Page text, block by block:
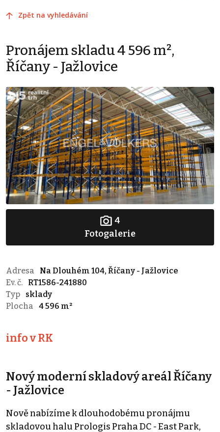
Zpět na vyhledávání
Pronájem skladu 4 596 m²,
Říčany - Jažlovice
4
Fotogalerie
Adresa
Na Dlouhém 104, Říčany - Jažlovice
Ev. č.
RT1586-241880
Typ
sklady
Plocha
4 596 m²
info v RK
Nový moderní skladový areál Říčany
- Jažlovice
Nově nabízíme k dlouhodobému pronájmu
skladovou halu Prologis Praha DC - East Park,